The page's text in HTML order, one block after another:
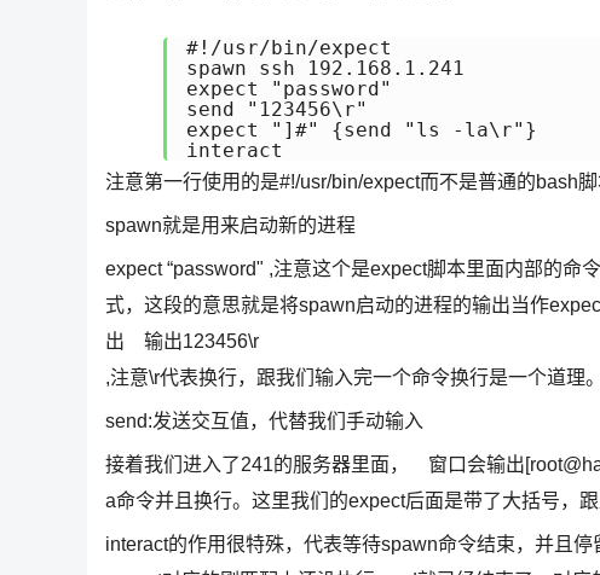
#!/usr/bin/expect
spawn ssh 192.168.1.241
expect "password"
send "123456\r"
expect "]#" {send "ls -la\r"}
interact
注意第一行使用的是#!/usr/bin/expect而不是普通的bash
spawn就是用来启动新的进程
expect “password" ,注意这个是expect脚本里面内部的命
式，这段的意思就是将spawn启动的进程的输出当作
出 输出123456\r
,注意\r代表换行，跟我们输入完一个命令换行是一个道理。
send:发送交互值，代替我们手动输入
接着我们进入了241的服务器里面， 窗口会输出
a命令并且换行。这里我们的expect后面是带了大括号，
interact的作用很特殊，代表等待spawn命令结束，并且